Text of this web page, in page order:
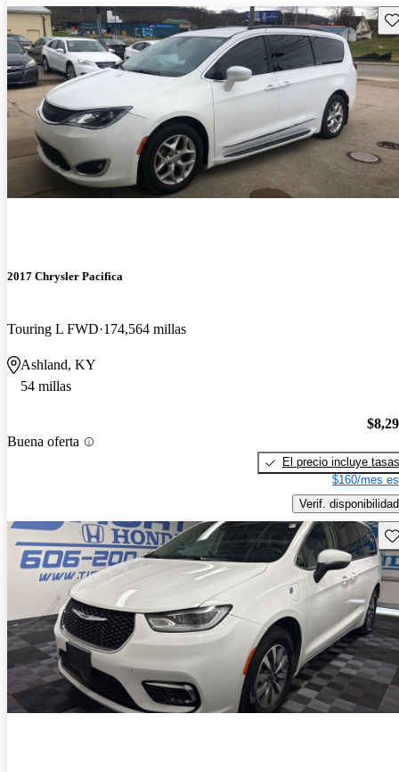
2017 Chrysler Pacifica
Touring L FWD 174,564 millas
Ashland, KY
54 millas
Buena oferta
El precio incluye tasas
$160/mes
Verif. disponibilidad